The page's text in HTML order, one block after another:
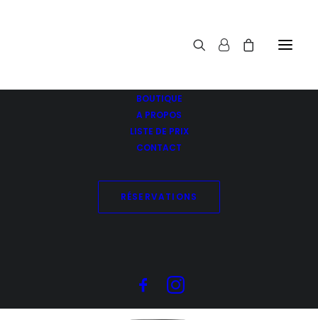
BOUTIQUE
A PROPOS
LISTE DE PRIX
CONTACT
RÉSERVATIONS
Accueil Pro-Ageing Shampoo